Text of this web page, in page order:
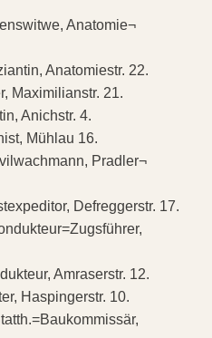
Anatomie¬
Anatomiestr. 22.
Maximilianstr. 21.
Anichstr. 4.
Mühlau 16.
Pradler¬
Defreggerstr. 17.
Amraserstr. 12.
Haspingerstr. 10.